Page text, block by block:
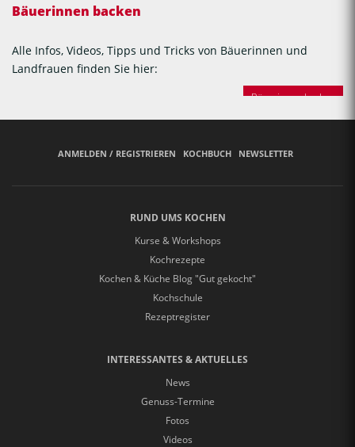
Bäuerinnen backen
Alle Infos, Videos, Tipps und Tricks von Bäuerinnen und
Landfrauen finden Sie hier:
Bäuerinnen backen
ANMELDEN / REGISTRIEREN KOCHBUCH NEWSLETTER
RUND UMS KOCHEN
Kurse & Workshops
Kochrezepte
Kochen & Küche Blog "Gut gekocht"
Kochschule
Rezeptregister
INTERESSANTES & AKTUELLES
News
Genuss-Termine
Fotos
Videos